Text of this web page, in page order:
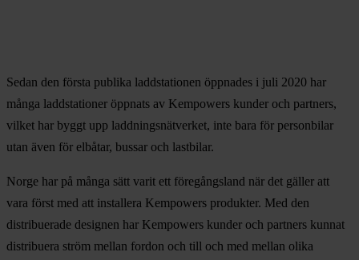
Sedan den första publika laddstationen öppnades i juli 2020 har
många laddstationer öppnats av Kempowers kunder och partners,
vilket har byggt upp laddningsnätverket, inte bara för personbilar
utan även för elbåtar, bussar och lastbilar.
Norge har på många sätt varit ett föregångsland när det gäller att
vara först med att installera Kempowers produkter. Med den
distribuerade designen har Kempowers kunder och partners kunnat
distribuera ström mellan fordon och till och med mellan olika